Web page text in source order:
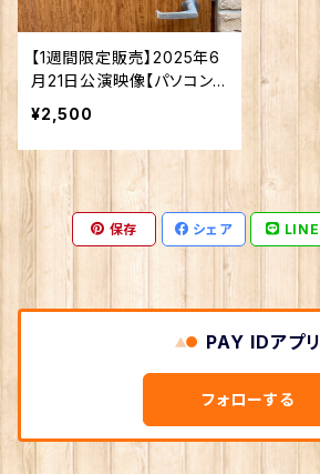
【1週間限定販売】2025年6
月21日公演映像【パソコン
推奨】
¥2,500
保存 シェア LINE
PAY IDアプリ
フォローする